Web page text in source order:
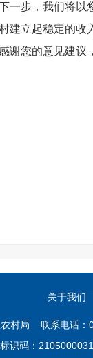
一步，我们将以
建立起稳定的收
谢您的意见建议
关于我们
农村局 联系电话
标识码：